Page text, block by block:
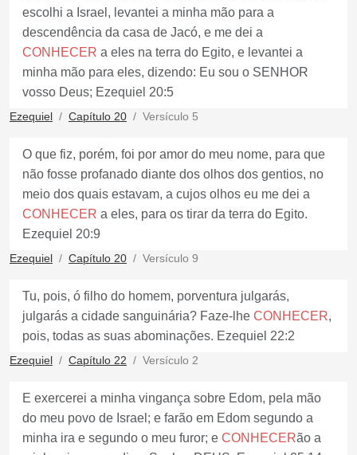
escolhi a Israel, levantei a minha mão para a
descendência da casa de Jacó, e me dei a
CONHECER a eles na terra do Egito, e levantei a
minha mão para eles, dizendo: Eu sou o SENHOR
vosso Deus; Ezequiel 20:5
Ezequiel Capítulo 20 Versículo 5
O que fiz, porém, foi por amor do meu nome, para que
não fosse profanado diante dos olhos dos gentios, no
meio dos quais estavam, a cujos olhos eu me dei a
CONHECER a eles, para os tirar da terra do Egito.
Ezequiel 20:9
Ezequiel Capítulo 20 Versículo 9
Tu, pois, ó filho do homem, porventura julgarás,
julgarás a cidade sanguinária? Faze-lhe CONHECER,
pois, todas as suas abominações. Ezequiel 22:2
Ezequiel Capítulo 22 Versículo 2
E exercerei a minha vingança sobre Edom, pela mão
do meu povo de Israel; e farão em Edom segundo a
minha ira e segundo o meu furor; e CONHECERão a